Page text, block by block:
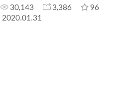
30,143 3,386
96
2020.01.31